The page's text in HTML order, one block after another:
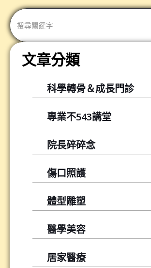
轉
文章分類
科學轉骨＆成長門診
專業不543講堂
院長碎碎念
傷口照護
體型雕塑
醫學美容
居家醫療